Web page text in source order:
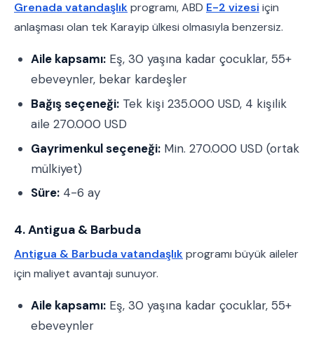
Grenada vatandaşlıkprogramı, ABD E-2 vizesi için
anlaşması olan tek Karayip ülkesi olmasıyla benzersiz.
Aile kapsamı: Eş, 30 yaşına kadar çocuklar, 55+
ebeveynler, bekar kardeşler
Bağış seçeneği: Tek kişi 235.000 USD, 4 kişilik
aile 270.000 USD
Gayrimenkul seçeneği: Min. 270.000 USD (ortak
mülkiyet)
Süre: 4-6 ay
4. Antigua & Barbuda
Antigua & Barbuda vatandaşlıkprogramı büyük aileler
için maliyet avantajı sunuyor.
Aile kapsamı: Eş, 30 yaşına kadar çocuklar, 55+
ebeveynler